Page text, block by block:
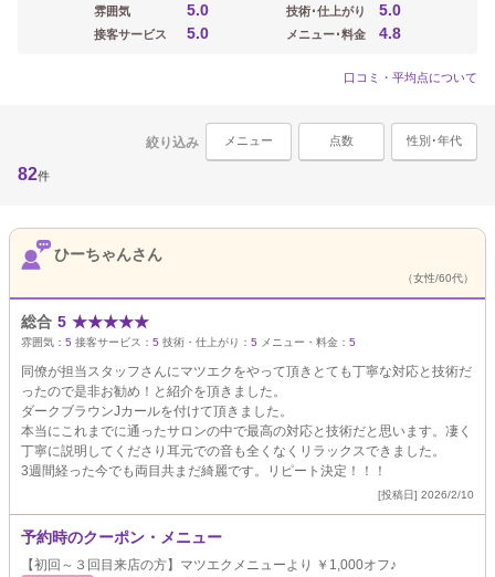
雰囲気 5.0
接客サービス 5.0
技術･仕上がり 5.0
メニュー･料金 4.8
口コミ・平均点について
絞り込み メニュー 点数 性別･年代
82件
ひーちゃんさん
（女性/60代）
総合 5 ★★★★★
雰囲気： 5 接客サービス： 5 技術・仕上がり： 5 メニュー・料金： 5
同僚が担当スタッフさんにマツエクをやって頂きとても丁寧な対応と技術だ
ったので是非お勧め！と紹介を頂きました。
ダークブラウンJカールを付けて頂きました。
本当にこれまでに通ったサロンの中で最高の対応と技術だと思います。凄く
丁寧に説明してくださり耳元での音も全くなくリラックスできました。
3週間経った今でも両目共まだ綺麗です。リピート決定！！！
[投稿日] 2026/2/10
予約時のクーポン・メニュー
【初回～３回目来店の方】マツエクメニューより ￥1,000オフ♪